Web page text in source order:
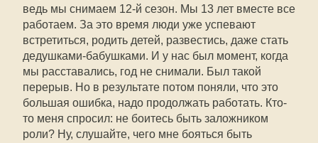
ведь мы снимаем 12-й сезон. Мы 13 лет вместе все
работаем. За это время люди уже успевают
встретиться, родить детей, развестись, даже стать
дедушками-бабушками. И у нас был момент, когда
мы расставались, год не снимали. Был такой
перерыв. Но в результате потом поняли, что это
большая ошибка, надо продолжать работать. Кто-
то меня спросил: не боитесь быть заложником
роли? Ну, слушайте, чего мне бояться быть